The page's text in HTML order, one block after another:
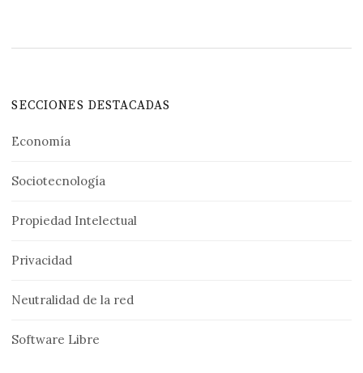
SECCIONES DESTACADAS
Economía
Sociotecnología
Propiedad Intelectual
Privacidad
Neutralidad de la red
Software Libre